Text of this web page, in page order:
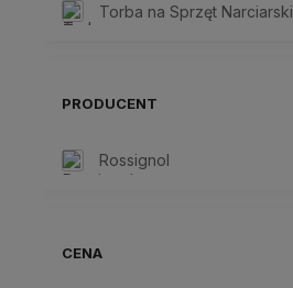
Torba na Sprzęt Narciarski
PRODUCENT
Rossignol
CENA